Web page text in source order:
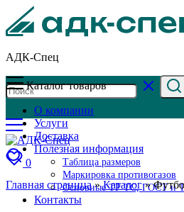
АДК-Спец
0
Каталог товаров
О компании
Услуги
Доставка
Полезная информация
Таблица размеров
Маркировка противогазов
Основные ТР ТС, ГОСТ и
Контакты
Главная страница»Каталог»